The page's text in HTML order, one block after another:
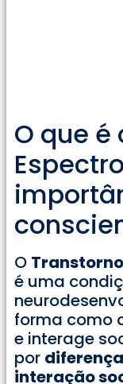
O que é
O
é uma
forma como
e interage
por
interação